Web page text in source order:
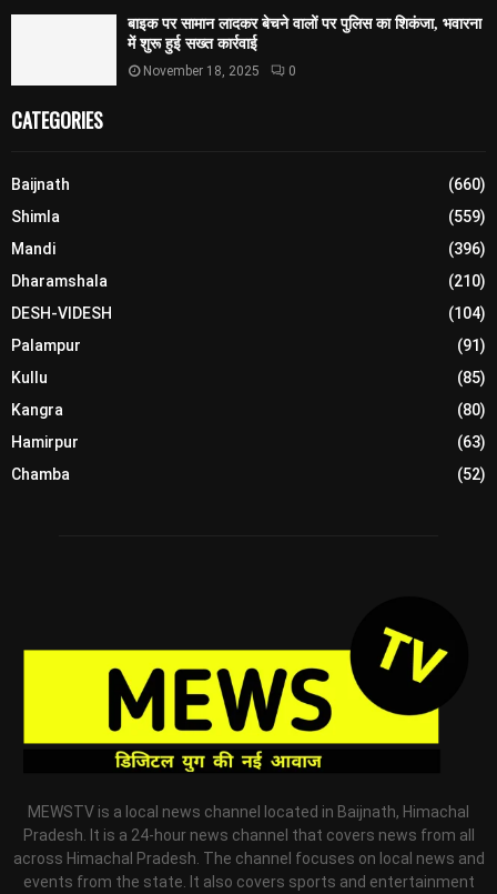
बाइक पर सामान लादकर बेचने वालों पर पुलिस का शिकंजा, भवारना
में शुरू हुई सख्त कार्रवाई
November 18, 2025 0
CATEGORIES
Baijnath
(660)
Shimla
(559)
Mandi
(396)
Dharamshala
(210)
DESH-VIDESH
(104)
Palampur
(91)
Kullu
(85)
Kangra
(80)
Hamirpur
(63)
Chamba
(52)
MEWSTV is a local news channel located in Baijnath, Himachal
Pradesh. It is a 24-hour news channel that covers news from all
across Himachal Pradesh. The channel focuses on local news and
events from the state. It also covers sports and entertainment